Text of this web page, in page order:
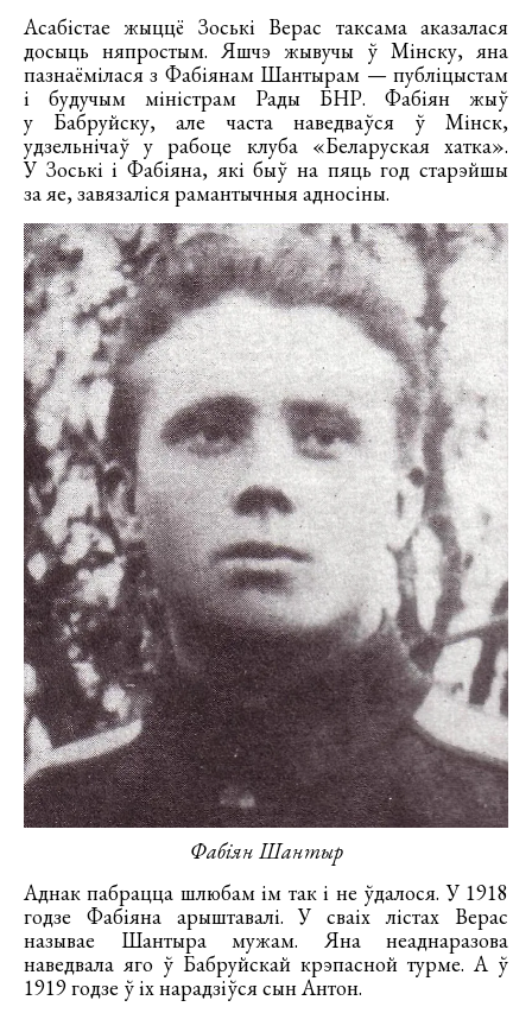
Асабістае жыццё Зоські Верас таксама аказалася
досыць няпростым. Яшчэ жывучы ў Мінску, яна
пазнаёмілася з Фабіянам Шантырам — публіцыстам
і будучым міністрам Рады БНР. Фабіян жыў
у Бабруйску, але часта наведваўся ў Мінск,
удзельнічаў у рабоце клуба «Беларуская хатка».
У Зоські і Фабіяна, які быў на пяць год старэйшы
за яе, завязаліся рамантычныя адносіны.
Фабіян Шантыр
Аднак пабрацца шлюбам ім так і не ўдалося. У 1918
годзе Фабіяна арыштавалі. У сваіх лістах Верас
называе Шантыра мужам. Яна неаднаразова
наведвала яго ў Бабруйскай крэпасной турме. А ў
1919 годзе ў іх нарадзіўся сын Антон.